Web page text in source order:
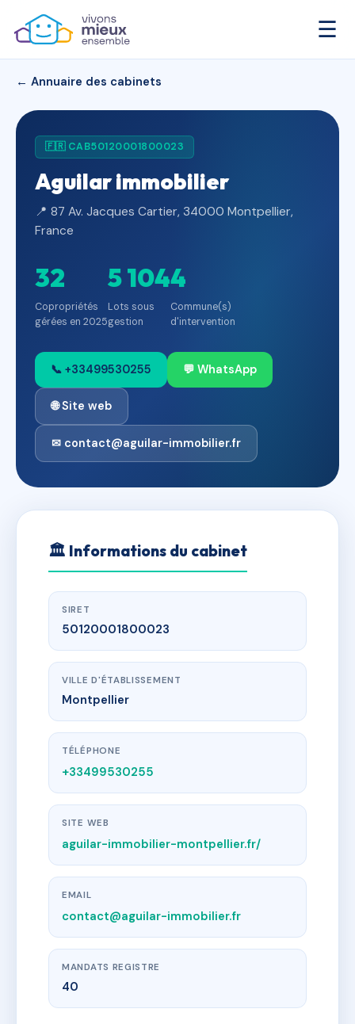
☰
← Annuaire des cabinets
🇫🇷 CAB50120001800023
Aguilar immobilier
📍 87 Av. Jacques Cartier, 34000 Montpellier,
France
32
Copropriétés
gérées en 2025
5 104
Lots sous
gestion
4
Commune(s)
d'intervention
📞 +33499530255 💬 WhatsApp
🌐 Site web
✉ contact@aguilar-immobilier.fr
🏛 Informations du cabinet
SIRET
50120001800023
VILLE D'ÉTABLISSEMENT
Montpellier
TÉLÉPHONE
+33499530255
SITE WEB
aguilar-immobilier-montpellier.fr/
EMAIL
contact@aguilar-immobilier.fr
MANDATS REGISTRE
40